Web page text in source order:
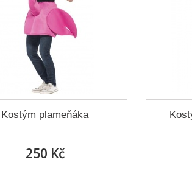
Kostým plameňáka
250 Kč